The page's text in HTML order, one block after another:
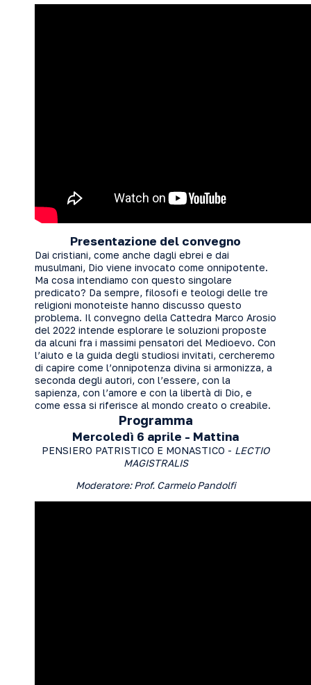
Presentazione del convegno
Dai cristiani, come anche dagli ebrei e dai
musulmani, Dio viene invocato come onnipotente.
Ma cosa intendiamo con questo singolare
predicato? Da sempre, filosofi e teologi delle tre
religioni monoteiste hanno discusso questo
problema. Il convegno della Cattedra Marco Arosio
del 2022 intende esplorare le soluzioni proposte
da alcuni fra i massimi pensatori del Medioevo. Con
l’aiuto e la guida degli studiosi invitati, cercheremo
di capire come l’onnipotenza divina si armonizza, a
seconda degli autori, con l’essere, con la
sapienza, con l’amore e con la libertà di Dio, e
come essa si riferisce al mondo creato o creabile.
Programma
Mercoledì 6 aprile - Mattina
PENSIERO PATRISTICO E MONASTICO - LECTIO
MAGISTRALIS
Moderatore: Prof. Carmelo Pandolfi